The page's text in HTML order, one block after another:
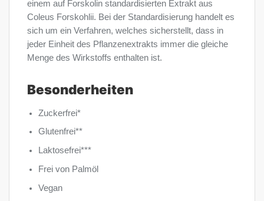
einem auf Forskolin standardisierten Extrakt aus
Coleus Forskohlii. Bei der Standardisierung handelt es
sich um ein Verfahren, welches sicherstellt, dass in
jeder Einheit des Pflanzenextrakts immer die gleiche
Menge des Wirkstoffs enthalten ist.
Besonderheiten
Zuckerfrei*
Glutenfrei**
Laktosefrei***
Frei von Palmöl
Vegan